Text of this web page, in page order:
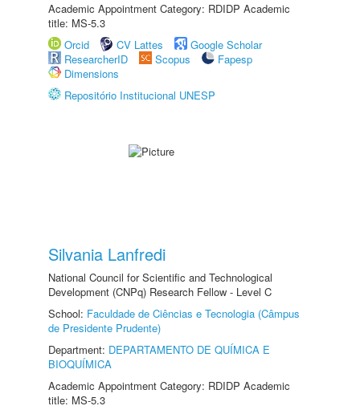
Academic Appointment Category: RDIDP Academic
title: MS-5.3
Orcid
CV Lattes
Google Scholar
ResearcherID
Scopus
Fapesp
Dimensions
Repositório Institucional UNESP
Silvania Lanfredi
National Council for Scientific and Technological
Development (CNPq) Research Fellow - Level C
School: Faculdade de Ciências e Tecnologia (Câmpus
de Presidente Prudente)
Department: DEPARTAMENTO DE QUÍMICA E
BIOQUÍMICA
Academic Appointment Category: RDIDP Academic
title: MS-5.3